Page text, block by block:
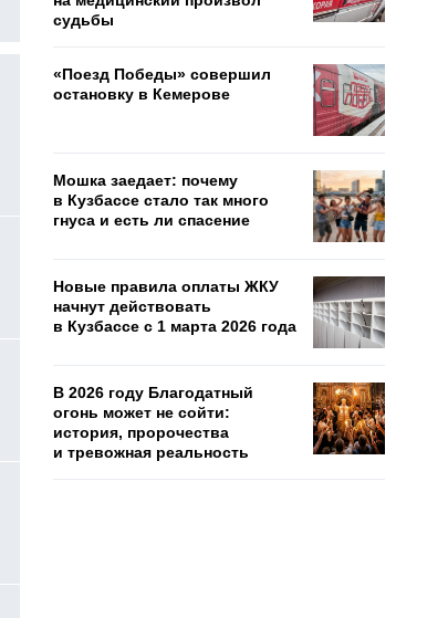
судьбы
«Поезд Победы» совершил
остановку в Кемерове
Мошка заедает: почему
в Кузбассе стало так много
гнуса и есть ли спасение
Новые правила оплаты ЖКУ
начнут действовать
в Кузбассе с 1 марта 2026 года
В 2026 году Благодатный
огонь может не сойти:
история, пророчества
и тревожная реальность